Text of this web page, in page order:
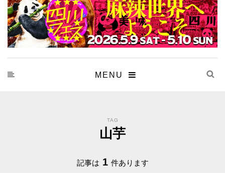
MENU
TAG
山芋
記事は 1 件あります